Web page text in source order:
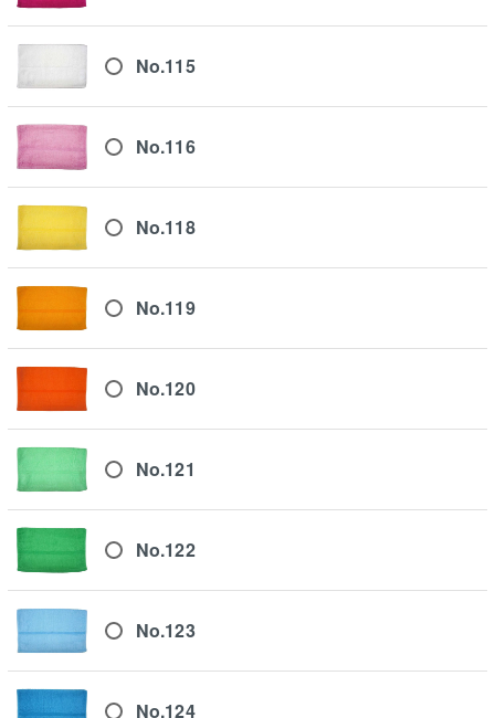
No.115
No.116
No.118
No.119
No.120
No.121
No.122
No.123
No.124